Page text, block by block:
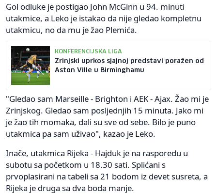
Gol odluke je postigao John McGinn u 94. minuti
utakmice, a Leko je istakao da nije gledao kompletnu
utakmicu, no da mu je žao Plemića.
KONFERENCIJSKA LIGA
Zrinjski uprkos sjajnoj predstavi poražen od
Aston Ville u Birminghamu
"Gledao sam Marseille - Brighton i AEK - Ajax. Žao mi je
Zrinjskog. Gledao sam posljednjih 15 minuta. Jako mi
je žao tih momaka, dali su sve od sebe. Bilo je puno
utakmica pa sam uživao", kazao je Leko.
Inače, utakmica Rijeka - Hajduk je na rasporedu u
subotu sa početkom u 18.30 sati. Splićani s
prvoplasirani na tabeli sa 21 bodom iz devet susreta, a
Rijeka je druga sa dva boda manje.